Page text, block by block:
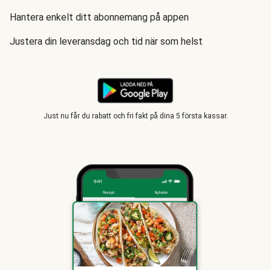
Hantera enkelt ditt abonnemang på appen
Justera din leveransdag och tid när som helst
Just nu får du rabatt och fri fakt på dina 5 första kassar.